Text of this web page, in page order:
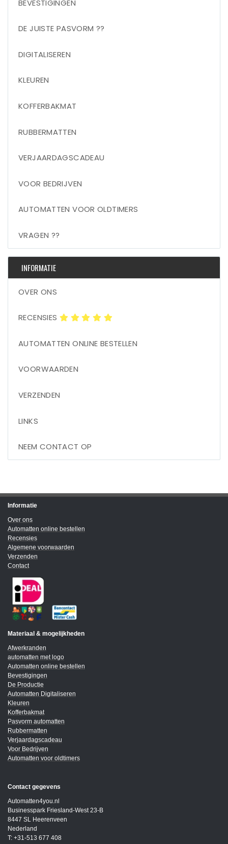
BEVESTIGINGEN
DE JUISTE PASVORM ??
DIGITALISEREN
KLEUREN
KOFFERBAKMAT
RUBBERMATTEN
VERJAARDAGSCADEAU
VOOR BEDRIJVEN
AUTOMATTEN VOOR OLDTIMERS
VRAGEN ??
INFORMATIE
OVER ONS
RECENSIES
AUTOMATTEN ONLINE BESTELLEN
VOORWAARDEN
VERZENDEN
LINKS
NEEM CONTACT OP
Informatie
Over ons
Automatten online bestellen
Recensies
Algemene voorwaarden
Verzenden
Contact
Materiaal & mogelijkheden
Afwerkranden
automatten met logo
Automatten online bestellen
Bevestigingen
De Productie
Automatten Digitaliseren
Kleuren
Kofferbakmat
Pasvorm automatten
Rubbermatten
Verjaardagscadeau
Voor Bedrijven
Automatten voor oldtimers
Contact gegevens
Automatten4you.nl
Businesspark Friesland-West 23-B
8447 SL Heerenveen
Nederland
T: +31-513 677 408